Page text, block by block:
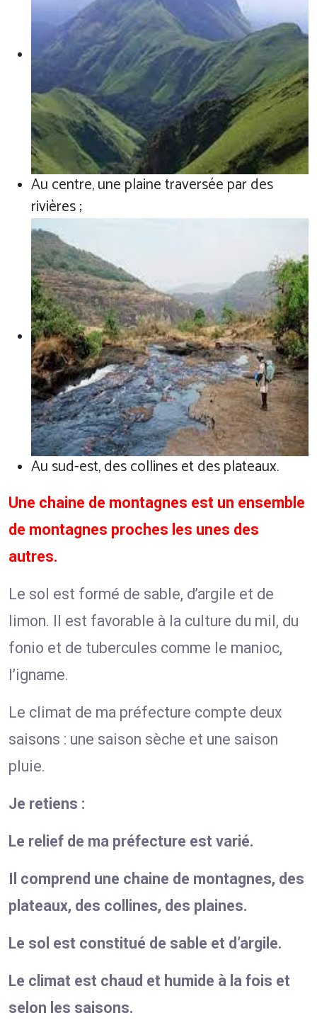
Au centre, une plaine traversée par des
rivières ;
Au sud-est, des collines et des plateaux.
Une chaine de montagnes est un ensemble
de montagnes proches les unes des
autres.
Le sol est formé de sable, d’argile et de
limon. Il est favorable à la culture du mil, du
fonio et de tubercules comme le manioc,
l’igname.
Le climat de ma préfecture compte deux
saisons : une saison sèche et une saison
pluie.
Je retiens :
Le relief de ma préfecture est varié.
Il comprend une chaine de montagnes, des
plateaux, des collines, des plaines.
Le sol est constitué de sable et d’argile.
Le climat est chaud et humide à la fois et
selon les saisons.